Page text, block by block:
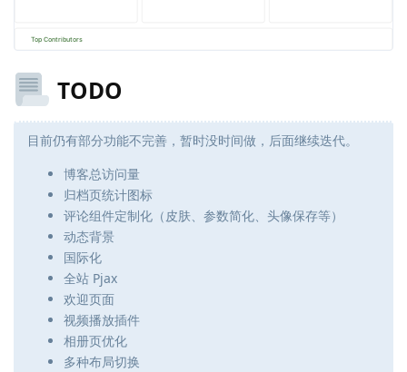
TODO
目前仍有部分功能不完善，暂时没时间做，后面继续迭代。
博客总访问量
归档页统计图标
评论组件定制化（皮肤、参数简化、头像保存等）
动态背景
国际化
全站 Pjax
欢迎页面
视频播放插件
相册页优化
多种布局切换